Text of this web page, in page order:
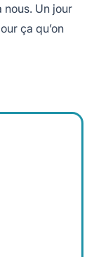
nous. Un jour
ça qu’on